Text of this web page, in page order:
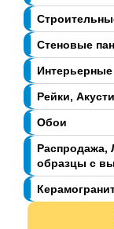
Стеновые
Рейки,
Обои
Распродажа,
образцы с